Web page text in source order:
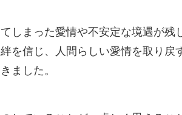
しまった愛情や不安定な境遇が
を信じ、人間らしい愛情を取り
ました。